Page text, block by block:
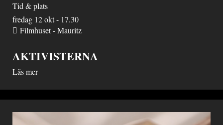
Tid & plats
fredag 12 okt - 17.30
Filmhuset - Mauritz
AKTIVISTERNA
Läs mer